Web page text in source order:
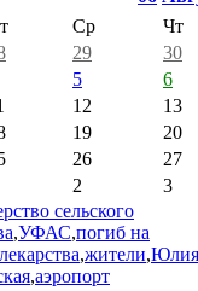
Ср Чт
29 30
5 6
12 13
19 20
26 27
2 3
сельского
,УФАС,погиб на
лекарства,жители,Юлия
,аэропорт